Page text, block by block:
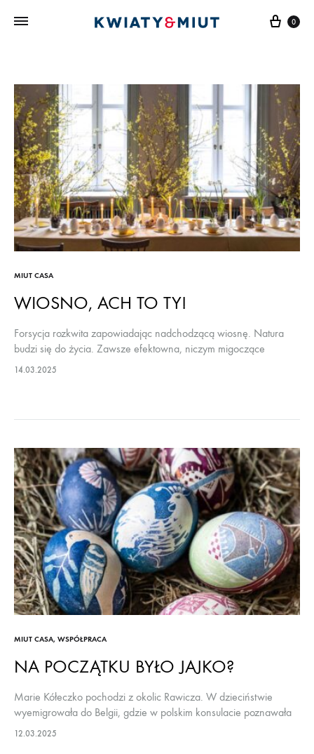
0
MIUT CASA
WIOSNO, ACH TO TY!
Forsycja rozkwita zapowiadając nadchodzącą wiosnę. Natura
budzi się do życia. Zawsze efektowna, niczym migoczące
gwiazdy rozświetla jeszcze szare, ale już powoli budzące się do
14.03.2025
MIUT CASA, WSPÓŁPRACA
NA POCZĄTKU BYŁO JAJKO?
Marie Kółeczko pochodzi z okolic Rawicza. W dzieciństwie
wyemigrowała do Belgii, gdzie w polskim konsulacie poznawała
kulturę polską i miała styczność z rodakami.
12.03.2025